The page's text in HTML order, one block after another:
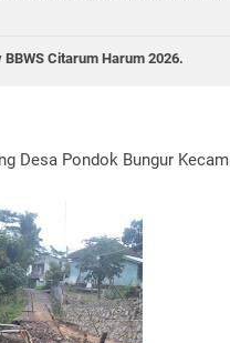
Citarum Harum 2026.
Desa Pondok Bungur